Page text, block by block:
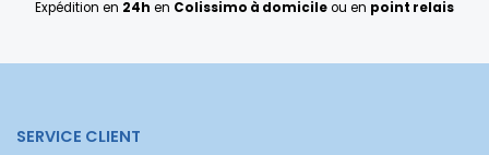
Expédition en 24h en Colissimo à domicileou en point relais
SERVICE CLIENT